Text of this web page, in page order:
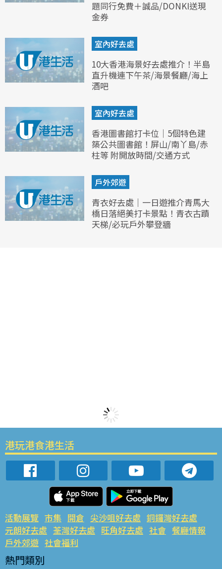
題同行免費＋誠品/DONKI送現
金券
室內好去處
10大香港海景好去處推介！半島
直升機連下午茶/海景餐廳/海上
酒吧
室內好去處
香港圖書館打卡位｜5個特色建
築公共圖書館！屏山/南丫島/赤
柱等 附開放時間/交通方式
戶外郊遊
青衣好去處｜一日遊推介青馬大
橋日落絕美打卡景點！青衣古蹟
天梯/必玩戶外攀登牆
港玩港食港生活
活動展覽 市集 開倉 尖沙咀好去處 銅鑼灣好去處
元朗好去處 荃灣好去處 旺角好去處 社會 餐廳情報
戶外郊遊 社會福利
熱門類別